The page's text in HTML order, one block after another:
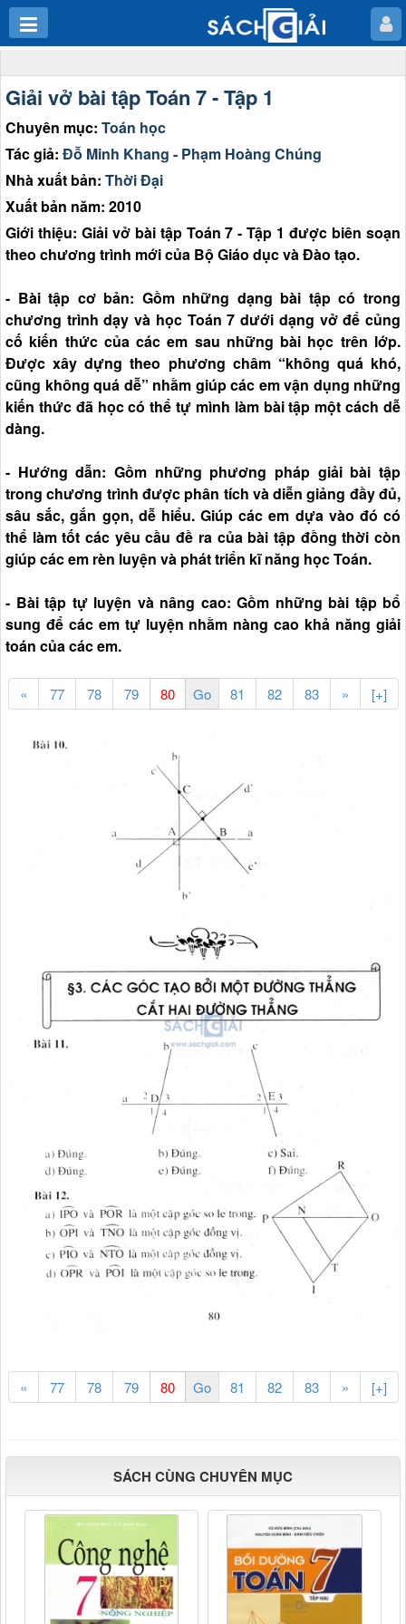
Giải vở bài tập Toán 7 - Tập 1
Chuyên mục: Toán học
Tác giả: Đỗ Minh Khang - Phạm Hoàng Chúng
Nhà xuất bản: Thời Đại
Xuất bản năm: 2010
Giới thiệu: Giải vở bài tập Toán 7 - Tập 1 được biên soạn
theo chương trình mới của Bộ Giáo dục và Đào tạo.
- Bài tập cơ bản: Gồm những dạng bài tập có trong
chương trình dạy và học Toán 7 dưới dạng vở để củng
cố kiến thức của các em sau những bài học trên lớp.
Được xây dựng theo phương châm “không quá khó,
cũng không quá dễ” nhằm giúp các em vận dụng những
kiến thức đã học có thể tự mình làm bài tập một cách dễ
dàng.
- Hướng dẫn: Gồm những phương pháp giải bài tập
trong chương trình được phân tích và diễn giảng đầy đủ,
sâu sắc, gắn gọn, dễ hiểu. Giúp các em dựa vào đó có
thể làm tốt các yêu cầu đề ra của bài tập đồng thời còn
giúp các em rèn luyện và phát triển kĩ năng học Toán.
- Bài tập tự luyện và nâng cao: Gồm những bài tập bổ
sung để các em tự luyện nhằm nàng cao khả năng giải
toán của các em.
« 77 78 79 81 82 83 » [+]
« 77 78 79 81 82 83 » [+]
SÁCH CÙNG CHUYÊN MỤC